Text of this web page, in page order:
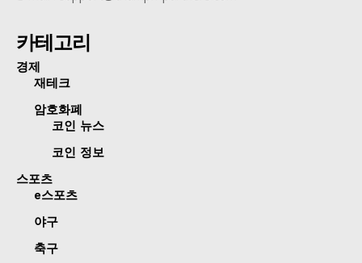
카테고리
경제
재테크
암호화폐
코인 뉴스
코인 정보
스포츠
e스포츠
야구
축구